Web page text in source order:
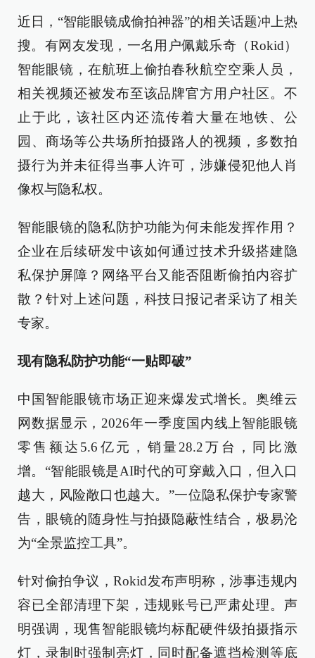
近日，“智能眼镜成偷拍神器”的相关话题冲上热
搜。有网友发现，一名用户佩戴乐奇（Rokid）
智能眼镜，在航班上偷拍春秋航空空乘人员，
相关视频还被发布至该品牌官方用户社区。不
止于此，该社区内还流传着大量在地铁、公
园、商场等公共场所拍摄路人的视频，多数拍
摄行为并未征得当事人许可，涉嫌侵犯他人肖
像权与隐私权。
智能眼镜的隐私防护功能为何未能发挥作用？
企业在后续研发中该如何通过技术升级搭建隐
私保护屏障？网络平台又能否阻断偷拍内容扩
散？针对上述问题，科技日报记者采访了相关
专家。
现有隐私防护功能“一贴即破”
中国智能眼镜市场正迎来爆发式增长。奥维云
网数据显示，2026年一季度国内线上智能眼镜
零售额达5.6亿元，销量28.2万台，同比激
增。“智能眼镜是AI时代的可穿戴入口，但入口
越大，风险敞口也越大。”一位隐私保护专家警
告，眼镜的随身性与拍摄隐蔽性结合，极易沦
为“全景监控工具”。
针对偷拍争议，Rokid发布声明称，涉事违规内
容已全部清理下架，违规账号已严肃处理。声
明强调，现售智能眼镜均标配硬件级拍摄指示
灯，录制时强制亮灯，同时配备遮挡检测等底